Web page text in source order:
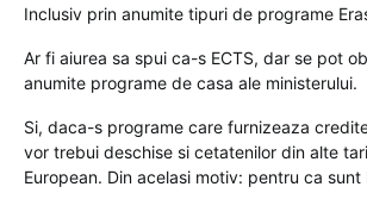
Inclusiv prin anumite tipuri de programe
Ar fi aiurea sa spui ca-s ECTS, dar se pot
anumite programe de casa ale ministerului.
Si, daca-s programe care furnizeaza
vor trebui deschise si cetatenilor din alte
European. Din acelasi motiv: pentru ca sunt